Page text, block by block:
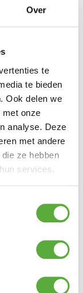
Over
te
te bieden
Ook delen we
met onze
analyse. Deze
met andere
ze hebben
services.